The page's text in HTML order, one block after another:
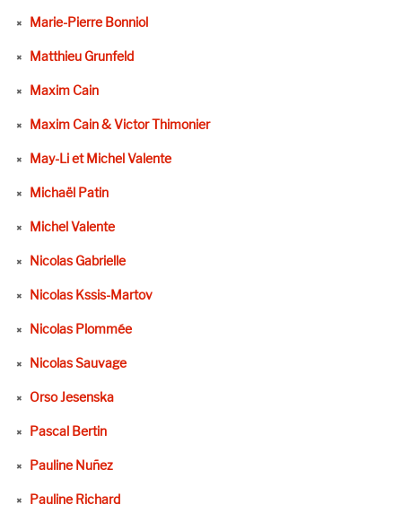
Marie-Pierre Bonniol
Matthieu Grunfeld
Maxim Cain
Maxim Cain & Victor Thimonier
May-Li et Michel Valente
Michaël Patin
Michel Valente
Nicolas Gabrielle
Nicolas Kssis-Martov
Nicolas Plommée
Nicolas Sauvage
Orso Jesenska
Pascal Bertin
Pauline Nuñez
Pauline Richard